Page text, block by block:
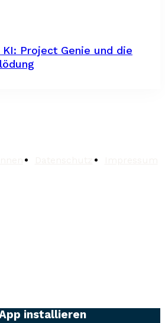
Project Genie und die
installieren